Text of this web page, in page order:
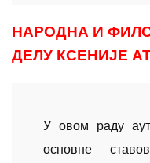
НАРОДНА И
ДЕЛУ КСЕНИЈЕ
У овом раду
основне